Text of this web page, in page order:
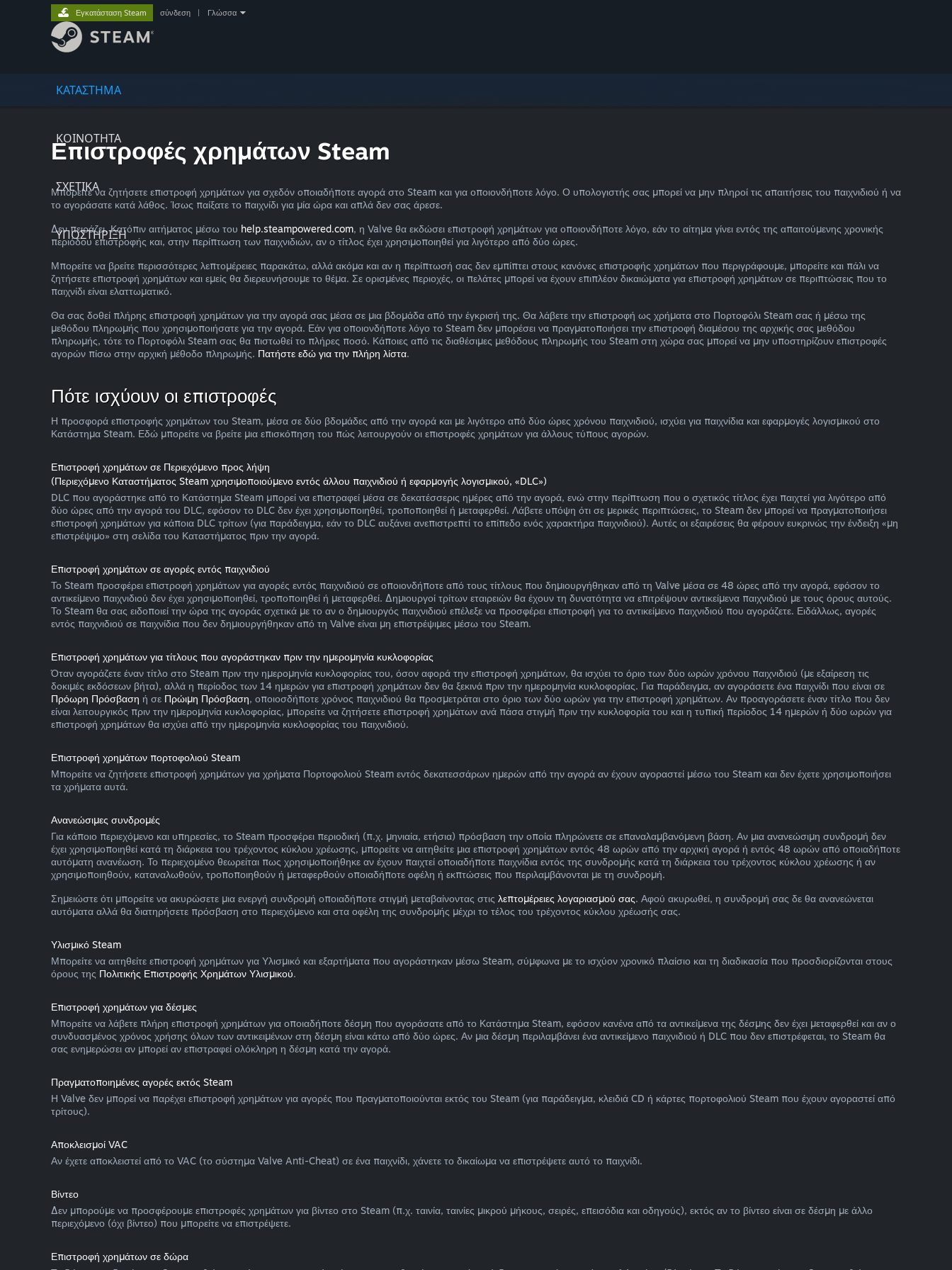
ΚΑΤΑΣΤΗΜΑ
ΚΟΙΝΟΤΗΤΑ
ΣΧΕΤΙΚΆ
ΥΠΟΣΤΗΡΙΞΗ
Εγκατάσταση Steam σύνδεση Γλώσσα
Επιστροφές χρημάτων Steam
Μπορείτε να ζητήσετε επιστροφή χρημάτων για σχεδόν οποιαδήποτε αγορά στο Steam και για οποιονδήποτε λόγο. Ο υπολογιστής σας μπορεί να μην πληροί τις απαιτήσεις του παιχνιδιού ή να
το αγοράσατε κατά λάθος. Ίσως παίξατε το παιχνίδι για μία ώρα και απλά δεν σας άρεσε.
Δεν πειράζει. Κατόπιν αιτήματος μέσω του help.steampowered.com, η Valve θα εκδώσει επιστροφή χρημάτων για οποιονδήποτε λόγο, εάν το αίτημα γίνει εντός της απαιτούμενης χρονικής
περιόδου επιστροφής και, στην περίπτωση των παιχνιδιών, αν ο τίτλος έχει χρησιμοποιηθεί για λιγότερο από δύο ώρες.
Μπορείτε να βρείτε περισσότερες λεπτομέρειες παρακάτω, αλλά ακόμα και αν η περίπτωσή σας δεν εμπίπτει στους κανόνες επιστροφής χρημάτων που περιγράφουμε, μπορείτε και πάλι να
ζητήσετε επιστροφή χρημάτων και εμείς θα διερευνήσουμε το θέμα. Σε ορισμένες περιοχές, οι πελάτες μπορεί να έχουν επιπλέον δικαιώματα για επιστροφή χρημάτων σε περιπτώσεις που το
παιχνίδι είναι ελαττωματικό.
Θα σας δοθεί πλήρης επιστροφή χρημάτων για την αγορά σας μέσα σε μια βδομάδα από την έγκρισή της. Θα λάβετε την επιστροφή ως χρήματα στο Πορτοφόλι Steam σας ή μέσω της
μεθόδου πληρωμής που χρησιμοποιήσατε για την αγορά. Εάν για οποιονδήποτε λόγο το Steam δεν μπορέσει να πραγματοποιήσει την επιστροφή διαμέσου της αρχικής σας μεθόδου
πληρωμής, τότε το Πορτοφόλι Steam σας θα πιστωθεί το πλήρες ποσό. Κάποιες από τις διαθέσιμες μεθόδους πληρωμής του Steam στη χώρα σας μπορεί να μην υποστηρίζουν επιστροφές
αγορών πίσω στην αρχική μέθοδο πληρωμής. Πατήστε εδώ για την πλήρη λίστα.
Πότε ισχύουν οι επιστροφές
Η προσφορά επιστροφής χρημάτων του Steam, μέσα σε δύο βδομάδες από την αγορά και με λιγότερο από δύο ώρες χρόνου παιχνιδιού, ισχύει για παιχνίδια και εφαρμογές λογισμικού στο
Κατάστημα Steam. Εδώ μπορείτε να βρείτε μια επισκόπηση του πώς λειτουργούν οι επιστροφές χρημάτων για άλλους τύπους αγορών.
Επιστροφή χρημάτων σε Περιεχόμενο προς λήψη
(Περιεχόμενο Καταστήματος Steam χρησιμοποιούμενο εντός άλλου παιχνιδιού ή εφαρμογής λογισμικού, «DLC»)
DLC που αγοράστηκε από το Κατάστημα Steam μπορεί να επιστραφεί μέσα σε δεκατέσσερις ημέρες από την αγορά, ενώ στην περίπτωση που ο σχετικός τίτλος έχει παιχτεί για λιγότερο από
δύο ώρες από την αγορά του DLC, εφόσον το DLC δεν έχει χρησιμοποιηθεί, τροποποιηθεί ή μεταφερθεί. Λάβετε υπόψη ότι σε μερικές περιπτώσεις, το Steam δεν μπορεί να πραγματοποιήσει
επιστροφή χρημάτων για κάποια DLC τρίτων (για παράδειγμα, εάν το DLC αυξάνει ανεπιστρεπτί το επίπεδο ενός χαρακτήρα παιχνιδιού). Αυτές οι εξαιρέσεις θα φέρουν ευκρινώς την ένδειξη «μη
επιστρέψιμο» στη σελίδα του Καταστήματος πριν την αγορά.
Επιστροφή χρημάτων σε αγορές εντός παιχνιδιού
Το Steam προσφέρει επιστροφή χρημάτων για αγορές εντός παιχνιδιού σε οποιονδήποτε από τους τίτλους που δημιουργήθηκαν από τη Valve μέσα σε 48 ώρες από την αγορά, εφόσον το
αντικείμενο παιχνιδιού δεν έχει χρησιμοποιηθεί, τροποποιηθεί ή μεταφερθεί. Δημιουργοί τρίτων εταιρειών θα έχουν τη δυνατότητα να επιτρέψουν αντικείμενα παιχνιδιού με τους όρους αυτούς.
Το Steam θα σας ειδοποιεί την ώρα της αγοράς σχετικά με το αν ο δημιουργός παιχνιδιού επέλεξε να προσφέρει επιστροφή για το αντικείμενο παιχνιδιού που αγοράζετε. Ειδάλλως, αγορές
εντός παιχνιδιού σε παιχνίδια που δεν δημιουργήθηκαν από τη Valve είναι μη επιστρέψιμες μέσω του Steam.
Επιστροφή χρημάτων για τίτλους που αγοράστηκαν πριν την ημερομηνία κυκλοφορίας
Όταν αγοράζετε έναν τίτλο στο Steam πριν την ημερομηνία κυκλοφορίας του, όσον αφορά την επιστροφή χρημάτων, θα ισχύει το όριο των δύο ωρών χρόνου παιχνιδιού (με εξαίρεση τις
δοκιμές εκδόσεων βήτα), αλλά η περίοδος των 14 ημερών για επιστροφή χρημάτων δεν θα ξεκινά πριν την ημερομηνία κυκλοφορίας. Για παράδειγμα, αν αγοράσετε ένα παιχνίδι που είναι σε
Πρόωρη Πρόσβαση ή σε Πρώιμη Πρόσβαση, οποιοσδήποτε χρόνος παιχνιδιού θα προσμετράται στο όριο των δύο ωρών για την επιστροφή χρημάτων. Αν προαγοράσετε έναν τίτλο που δεν
είναι λειτουργικός πριν την ημερομηνία κυκλοφορίας, μπορείτε να ζητήσετε επιστροφή χρημάτων ανά πάσα στιγμή πριν την κυκλοφορία του και η τυπική περίοδος 14 ημερών ή δύο ωρών για
επιστροφή χρημάτων θα ισχύει από την ημερομηνία κυκλοφορίας του παιχνιδιού.
Επιστροφή χρημάτων πορτοφολιού Steam
Μπορείτε να ζητήσετε επιστροφή χρημάτων για χρήματα Πορτοφολιού Steam εντός δεκατεσσάρων ημερών από την αγορά αν έχουν αγοραστεί μέσω του Steam και δεν έχετε χρησιμοποιήσει
τα χρήματα αυτά.
Ανανεώσιμες συνδρομές
Για κάποιο περιεχόμενο και υπηρεσίες, το Steam προσφέρει περιοδική (π.χ. μηνιαία, ετήσια) πρόσβαση την οποία πληρώνετε σε επαναλαμβανόμενη βάση. Αν μια ανανεώσιμη συνδρομή δεν
έχει χρησιμοποιηθεί κατά τη διάρκεια του τρέχοντος κύκλου χρέωσης, μπορείτε να αιτηθείτε μια επιστροφή χρημάτων εντός 48 ωρών από την αρχική αγορά ή εντός 48 ωρών από οποιαδήποτε
αυτόματη ανανέωση. Το περιεχομένο θεωρείται πως χρησιμοποιήθηκε αν έχουν παιχτεί οποιαδήποτε παιχνίδια εντός της συνδρομής κατά τη διάρκεια του τρέχοντος κύκλου χρέωσης ή αν
χρησιμοποιηθούν, καταναλωθούν, τροποποιηθούν ή μεταφερθούν οποιαδήποτε οφέλη ή εκπτώσεις που περιλαμβάνονται με τη συνδρομή.
Σημειώστε ότι μπορείτε να ακυρώσετε μια ενεργή συνδρομή οποιαδήποτε στιγμή μεταβαίνοντας στις λεπτομέρειες λογαριασμού σας. Αφού ακυρωθεί, η συνδρομή σας δε θα ανανεώνεται
αυτόματα αλλά θα διατηρήσετε πρόσβαση στο περιεχόμενο και στα οφέλη της συνδρομής μέχρι το τέλος του τρέχοντος κύκλου χρέωσής σας.
Υλισμικό Steam
Μπορείτε να αιτηθείτε επιστροφή χρημάτων για Υλισμικό και εξαρτήματα που αγοράστηκαν μέσω Steam, σύμφωνα με το ισχύον χρονικό πλαίσιο και τη διαδικασία που προσδιορίζονται στους
όρους της Πολιτικής Επιστροφής Χρημάτων Υλισμικού.
Επιστροφή χρημάτων για δέσμες
Μπορείτε να λάβετε πλήρη επιστροφή χρημάτων για οποιαδήποτε δέσμη που αγοράσατε από το Κατάστημα Steam, εφόσον κανένα από τα αντικείμενα της δέσμης δεν έχει μεταφερθεί και αν ο
συνδυασμένος χρόνος χρήσης όλων των αντικειμένων στη δέσμη είναι κάτω από δύο ώρες. Αν μια δέσμη περιλαμβάνει ένα αντικείμενο παιχνιδιού ή DLC που δεν επιστρέφεται, το Steam θα
σας ενημερώσει αν μπορεί αν επιστραφεί ολόκληρη η δέσμη κατά την αγορά.
Πραγματοποιημένες αγορές εκτός Steam
Η Valve δεν μπορεί να παρέχει επιστροφή χρημάτων για αγορές που πραγματοποιούνται εκτός του Steam (για παράδειγμα, κλειδιά CD ή κάρτες πορτοφολιού Steam που έχουν αγοραστεί από
τρίτους).
Αποκλεισμοί VAC
Αν έχετε αποκλειστεί από το VAC (το σύστημα Valve Anti-Cheat) σε ένα παιχνίδι, χάνετε το δικαίωμα να επιστρέψετε αυτό το παιχνίδι.
Βίντεο
Δεν μπορούμε να προσφέρουμε επιστροφές χρημάτων για βίντεο στο Steam (π.χ. ταινία, ταινίες μικρού μήκους, σειρές, επεισόδια και οδηγούς), εκτός αν το βίντεο είναι σε δέσμη με άλλο
περιεχόμενο (όχι βίντεο) που μπορείτε να επιστρέψετε.
Επιστροφή χρημάτων σε δώρα